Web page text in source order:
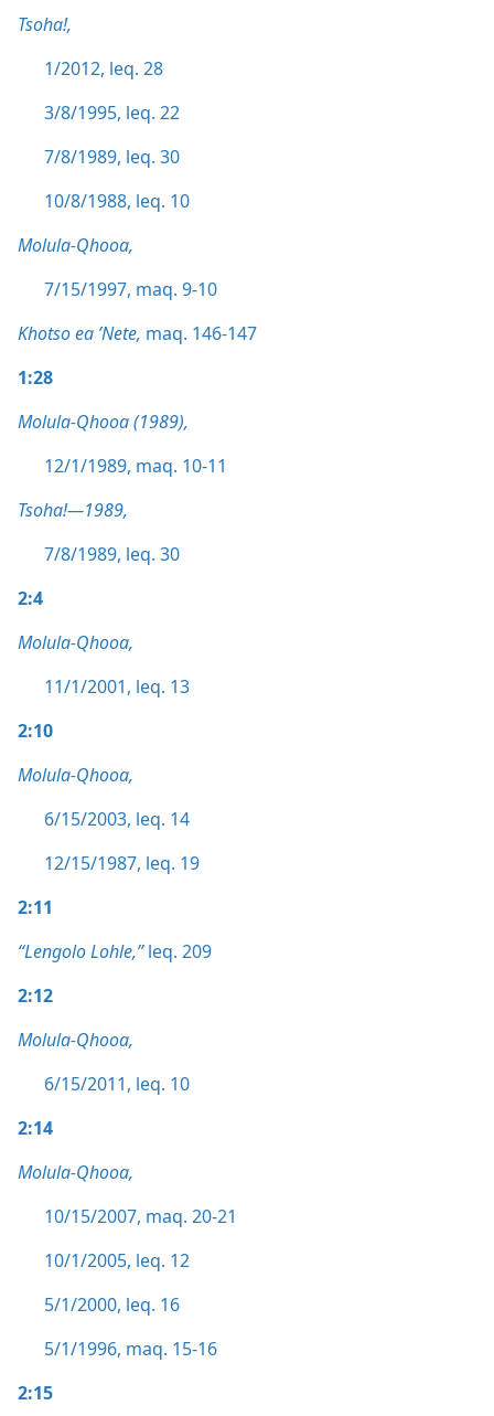
Tsoha!,
1/2012, leq. 28
3/8/1995, leq. 22
7/8/1989, leq. 30
10/8/1988, leq. 10
Molula-Qhooa,
7/15/1997, maq. 9-10
Khotso ea ’Nete, maq. 146-147
1:28
Molula-Qhooa (1989),
12/1/1989, maq. 10-11
Tsoha!—1989,
7/8/1989, leq. 30
2:4
Molula-Qhooa,
11/1/2001, leq. 13
2:10
Molula-Qhooa,
6/15/2003, leq. 14
12/15/1987, leq. 19
2:11
“Lengolo Lohle,”leq. 209
2:12
Molula-Qhooa,
6/15/2011, leq. 10
2:14
Molula-Qhooa,
10/15/2007, maq. 20-21
10/1/2005, leq. 12
5/1/2000, leq. 16
5/1/1996, maq. 15-16
2:15